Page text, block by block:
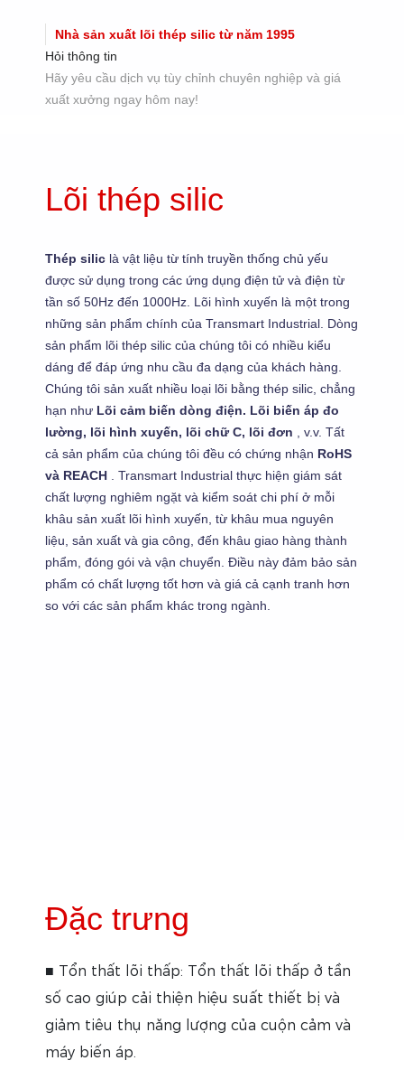
Nhà sản xuất lõi thép silic từ năm 1995
Hỏi thông tin
Hãy yêu cầu dịch vụ tùy chỉnh chuyên nghiệp và giá
xuất xưởng ngay hôm nay!
Lõi thép silic
Thép silic là vật liệu từ tính truyền thống chủ yếu
được sử dụng trong các ứng dụng điện tử và điện từ
tần số 50Hz đến 1000Hz. Lõi hình xuyến là một trong
những sản phẩm chính của Transmart Industrial. Dòng
sản phẩm lõi thép silic của chúng tôi có nhiều kiểu
dáng để đáp ứng nhu cầu đa dạng của khách hàng.
Chúng tôi sản xuất nhiều loại lõi bằng thép silic, chẳng
hạn như Lõi cảm biến dòng điện. Lõi biến áp đo
lường, lõi hình xuyến, lõi chữ C, lõi đơn , v.v. Tất
cả sản phẩm của chúng tôi đều có chứng nhận RoHS
và REACH . Transmart Industrial thực hiện giám sát
chất lượng nghiêm ngặt và kiểm soát chi phí ở mỗi
khâu sản xuất lõi hình xuyến, từ khâu mua nguyên
liệu, sản xuất và gia công, đến khâu giao hàng thành
phẩm, đóng gói và vận chuyển. Điều này đảm bảo sản
phẩm có chất lượng tốt hơn và giá cả cạnh tranh hơn
so với các sản phẩm khác trong ngành.
Đặc trưng
■ Tổn thất lõi thấp: Tổn thất lõi thấp ở tần
số cao giúp cải thiện hiệu suất thiết bị và
giảm tiêu thụ năng lượng của cuộn cảm và
máy biến áp.